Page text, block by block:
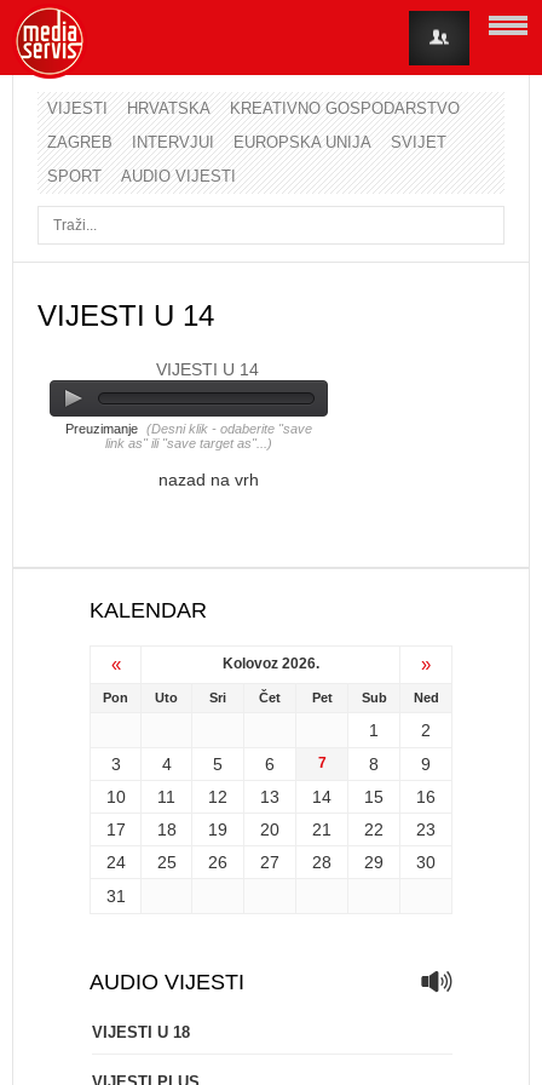
VIJESTI HRVATSKA
KREATIVNO GOSPODARSTVO
ZAGREB
INTERVJUI EUROPSKA UNIJA
SVIJET
SPORT
AUDIO VIJESTI
VIJESTI U 14
VIJESTI U 14
Preuzimanje (Desni klik - odaberite "save
link as" ili "save target as"...)
nazad na vrh
KALENDAR
« Kolovoz 2026. »
Pon Uto Sri Čet Pet Sub Ned
1
2
3
4 5 6 7 8
9
10
11 12 13 14 15
16
17
18 19 20 21 22
23
24
25 26 27 28 29
30
31
AUDIO VIJESTI
VIJESTI U 18
Korisničko ime
Lozinka
Zaboravili ste lozinku?